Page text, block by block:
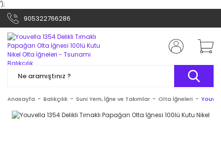
');
905322766286
Anasayfa Balıkçılık Suni Yem, İğne ve Takımlar Olta İğneleri